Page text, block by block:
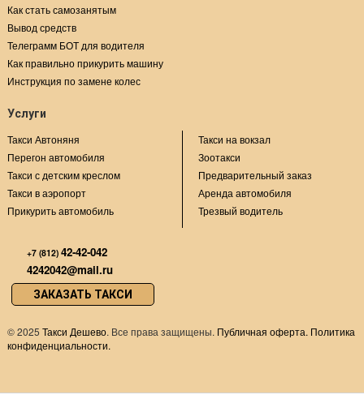
Как стать самозанятым
Вывод средств
Телеграмм БОТ для водителя
Как правильно прикурить машину
Инструкция по замене колес
Услуги
Такси Автоняня
Перегон автомобиля
Такси с детским креслом
Такси в аэропорт
Прикурить автомобиль
Такси на вокзал
Зоотакси
Предварительный заказ
Аренда автомобиля
Трезвый водитель
+7 (812) 42-42-042
4242042@mail.ru
ЗАКАЗАТЬ ТАКСИ
©2025 Такси Дешево. Все права защищены. Публичная оферта. Политика
конфиденциальности.